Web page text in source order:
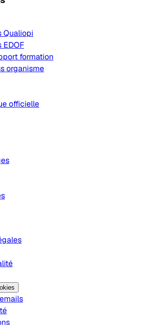
Qualiopi
EDOF
formation
organisme
officielle